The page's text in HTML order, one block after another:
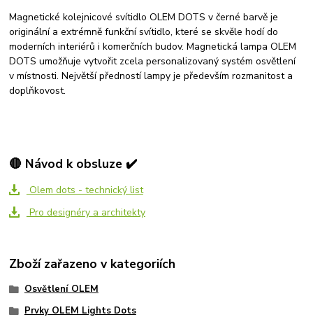
Magnetické kolejnicové svítidlo OLEM DOTS v černé barvě je
originální a extrémně funkční svítidlo, které se skvěle hodí do
moderních interiérů i komerčních budov. Magnetická lampa OLEM
DOTS umožňuje vytvořit zcela personalizovaný systém osvětlení
v místnosti. Největší předností lampy je především rozmanitost a
doplňkovost.
🔴 Návod k obsluze ✔️
Olem dots - technický list
Pro designéry a architekty
Zboží zařazeno v kategoriích
Osvětlení OLEM
Prvky OLEM Lights Dots